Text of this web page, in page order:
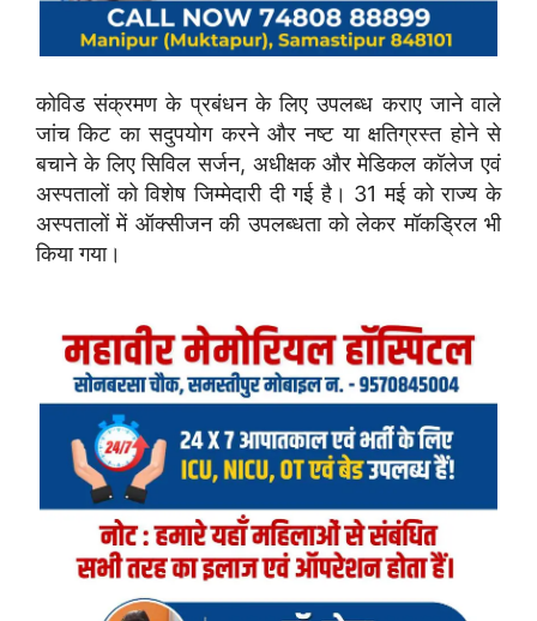
कोविड संक्रमण के प्रबंधन के लिए उपलब्ध कराए जाने वाले
जांच किट का सदुपयोग करने और नष्ट या क्षतिग्रस्त होने से
बचाने के लिए सिविल सर्जन, अधीक्षक और मेडिकल कॉलेज एवं
अस्पतालों को विशेष जिम्मेदारी दी गई है। 31 मई को राज्य के
अस्पतालों में ऑक्सीजन की उपलब्धता को लेकर मॉकड्रिल भी
किया गया।